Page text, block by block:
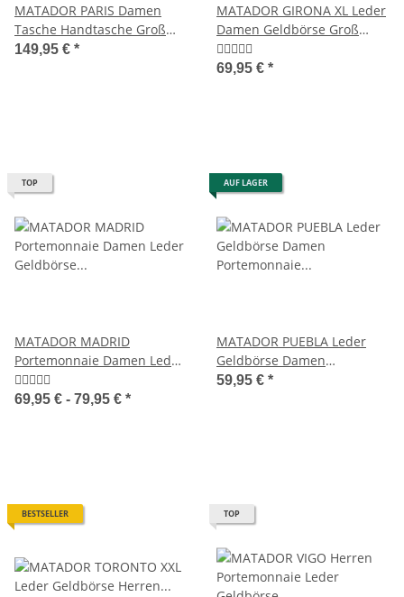
MATADOR PARIS Damen
Tasche Handtasche Groß
Shopper Leder Retro
149,95 € *
MATADOR GIRONA XL Leder
Damen Geldbörse Groß
Langbörse Geldbeutel TüV
RFID
69,95 € *
TOP
MATADOR MADRID
Portemonnaie Damen Leder
Geldbörse TüV RFID
69,95 € - 79,95 € *
AUF LAGER
MATADOR PUEBLA Leder
Geldbörse Damen
Portemonnaie Handyfach 6
59,95 € *
BESTSELLER TOP